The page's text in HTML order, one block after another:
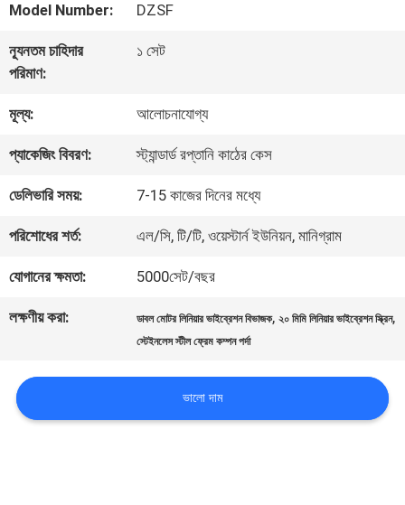
আমাদের
সম্পর্কে
কারখানা
ভ্রমণ
মান
নিয়ন্ত্রণ
করুন
Model Number: DZSF
ন্যূনতম চাহিদার
পরিমাণ:
১ সেট
মূল্য: আলোচনাযোগ্য
প্যাকেজিং বিবরণ: স্ট্যান্ডার্ড রপ্তানি কাঠের কেস
ডেলিভারি সময়: 7-15 কাজের দিনের মধ্যে
পরিশোধের শর্ত: এল/সি, টি/টি, ওয়েস্টার্ন ইউনিয়ন, মানিগ্রাম
যোগানের ক্ষমতা: 5000সেট/বছর
লক্ষণীয় করা: ডাবল মোটর লিনিয়ার ভাইব্রেশন বিভাজক,২০ মিমি লিনিয়ার ভাইব্রেশন স্ক্রিন,
স্টেইনলেস স্টীল ফ্রেম কম্পন পর্দা
ভালো দাম